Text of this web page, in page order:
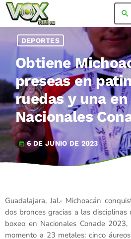
search
DEPORTES
Obtiene
preseas en
ruedas y una
Nacionales
today 6 DE JUNIO DE 2023
Guadalajara, Jal.- Michoacán
dos bronces gracias a las
boxeo en Nacionales Conade
momento a 23 metales: cinco